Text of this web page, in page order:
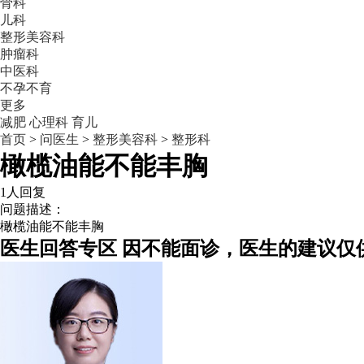
骨科
儿科
整形美容科
肿瘤科
中医科
不孕不育
更多
减肥 心理科 育儿
首页 > 问医生 > 整形美容科 > 整形科
橄榄油能不能丰胸
1人回复
问题描述：
橄榄油能不能丰胸
医生回答专区 因不能面诊，医生的建议仅